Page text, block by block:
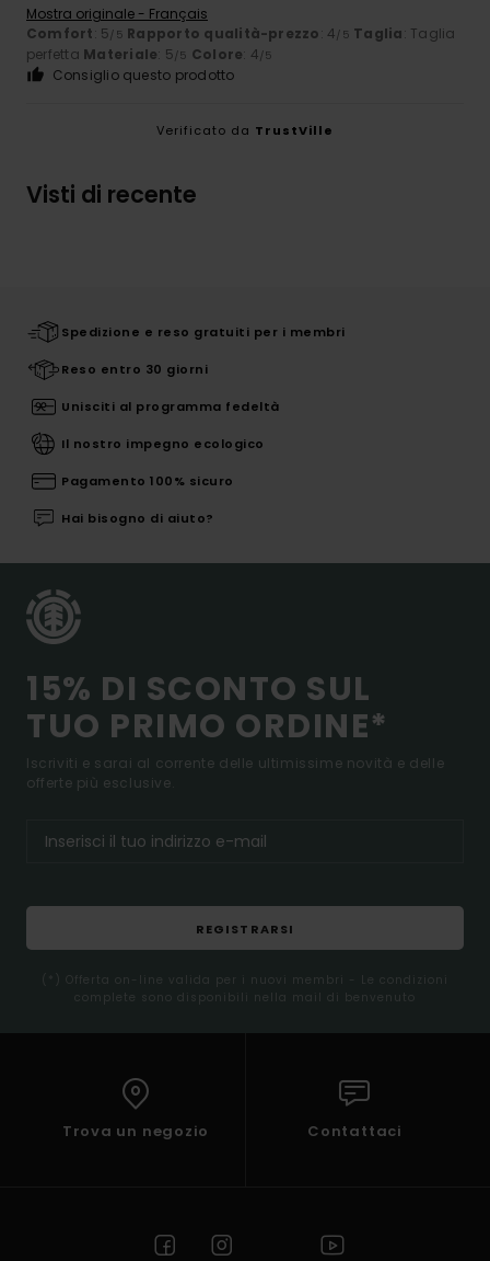
Mostra originale - Français
Comfort: 5/5 Rapporto qualità-prezzo: 4/5 Taglia: Taglia
perfetta Materiale: 5/5 Colore: 4/5
Consiglio questo prodotto
Verificato da TrustVille
Visti di recente
Spedizione e reso gratuiti per i membri
Reso entro 30 giorni
Unisciti al programma fedeltà
Il nostro impegno ecologico
Pagamento 100% sicuro
Hai bisogno di aiuto?
15% DI SCONTO SUL
TUO PRIMO ORDINE*
Iscriviti e sarai al corrente delle ultimissime novità e delle
offerte più esclusive.
REGISTRARSI
(*) Offerta on-line valida per i nuovi membri - Le condizioni
complete sono disponibili nella mail di benvenuto
Trova un negozio Contattaci